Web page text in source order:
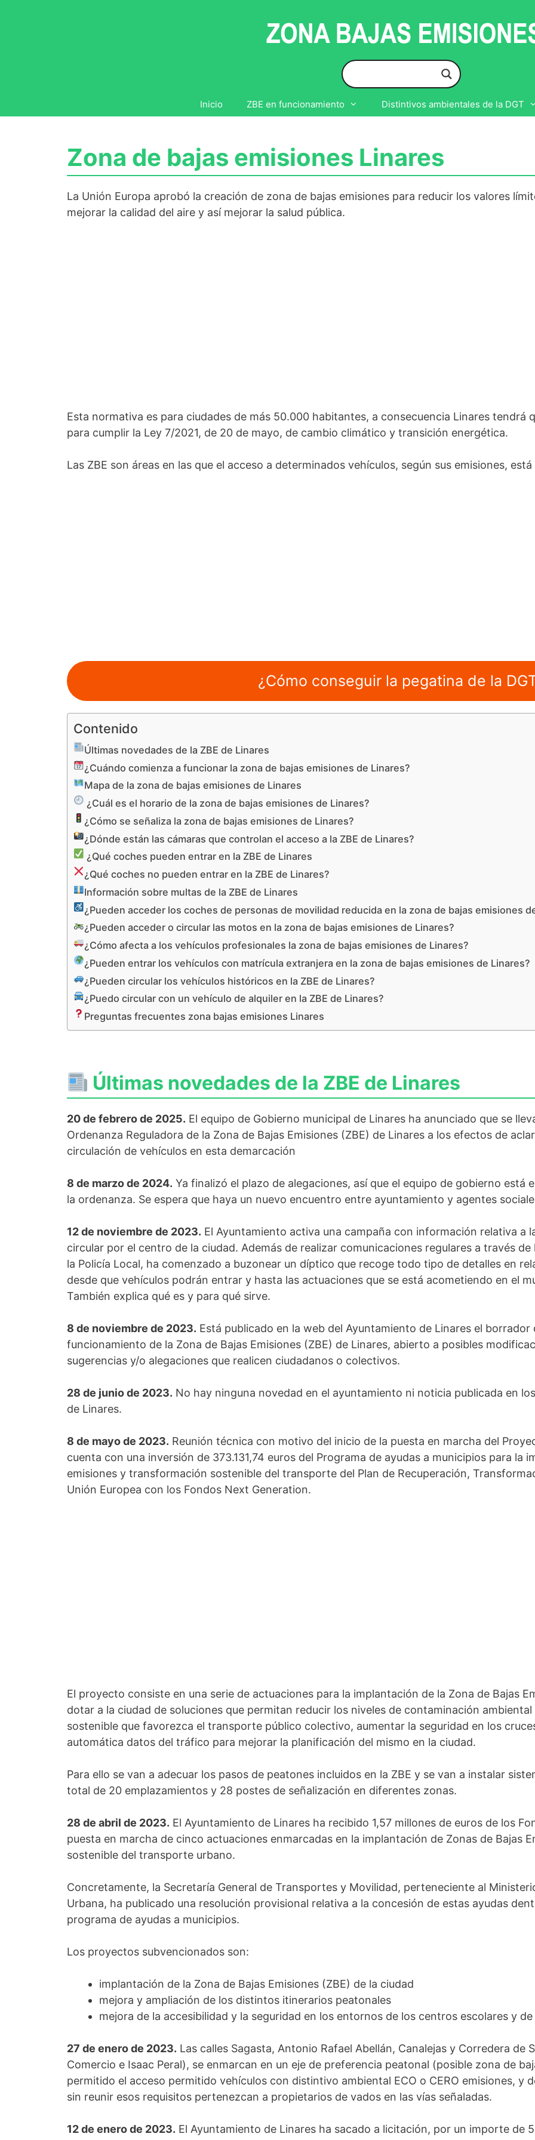
Inicio ZBE en funcionamiento Distintivos ambientales de la DGT
Zona de bajas emisiones Linares
La Unión Europa aprobó la creación de zona de bajas emisiones para reducir los valores
mejorar la calidad del aire y así mejorar la salud pública.
Esta normativa es para ciudades de más 50.000 habitantes, a consecuencia Linares tendrá
para cumplir la Ley 7/2021, de 20 de mayo, de cambio climático y transición energética.
Las ZBE son áreas en las que el acceso a determinados vehículos, según sus emisiones,
¿Cómo conseguir la pegatina de la
Contenido
Últimas novedades de la ZBE de Linares
¿Cuándo comienza a funcionar la zona de bajas emisiones de Linares?
Mapa de la zona de bajas emisiones de Linares
¿Cuál es el horario de la zona de bajas emisiones de Linares?
¿Cómo se señaliza la zona de bajas emisiones de Linares?
¿Dónde están las cámaras que controlan el acceso a la ZBE de Linares?
¿Qué coches pueden entrar en la ZBE de Linares
¿Qué coches no pueden entrar en la ZBE de Linares?
Información sobre multas de la ZBE de Linares
¿Pueden acceder los coches de personas de movilidad reducida en la zona de bajas emisiones
¿Pueden acceder o circular las motos en la zona de bajas emisiones de Linares?
¿Cómo afecta a los vehículos profesionales la zona de bajas emisiones de Linares?
¿Pueden entrar los vehículos con matrícula extranjera en la zona de bajas emisiones de Linares?
¿Pueden circular los vehículos históricos en la ZBE de Linares?
¿Puedo circular con un vehículo de alquiler en la ZBE de Linares?
Preguntas frecuentes zona bajas emisiones Linares
Últimas novedades de la ZBE de Linares
20 de febrero de 2025. El equipo de Gobierno municipal de Linares ha anunciado que se
Ordenanza Reguladora de la Zona de Bajas Emisiones (ZBE) de Linares a los efectos de
circulación de vehículos en esta demarcación
8 de marzo de 2024. Ya finalizó el plazo de alegaciones, así que el equipo de gobierno está
la ordenanza. Se espera que haya un nuevo encuentro entre ayuntamiento y agentes
12 de noviembre de 2023. El Ayuntamiento activa una campaña con información relativa a
circular por el centro de la ciudad. Además de realizar comunicaciones regulares a través
la Policía Local, ha comenzado a buzonear un díptico que recoge todo tipo de detalles en
desde que vehículos podrán entrar y hasta las actuaciones que se está acometiendo en el
También explica qué es y para qué sirve.
8 de noviembre de 2023. Está publicado en la web del Ayuntamiento de Linares el
funcionamiento de la Zona de Bajas Emisiones (ZBE) de Linares, abierto a posibles
sugerencias y/o alegaciones que realicen ciudadanos o colectivos.
28 de junio de 2023. No hay ninguna novedad en el ayuntamiento ni noticia publicada en
de Linares.
8 de mayo de 2023. Reunión técnica con motivo del inicio de la puesta en marcha del
cuenta con una inversión de 373.131,74 euros del Programa de ayudas a municipios para la
emisiones y transformación sostenible del transporte del Plan de Recuperación,
Unión Europea con los Fondos Next Generation.
El proyecto consiste en una serie de actuaciones para la implantación de la Zona de Bajas
dotar a la ciudad de soluciones que permitan reducir los niveles de contaminación
sostenible que favorezca el transporte público colectivo, aumentar la seguridad en los
automática datos del tráfico para mejorar la planificación del mismo en la ciudad.
Para ello se van a adecuar los pasos de peatones incluidos en la ZBE y se van a instalar
total de 20 emplazamientos y 28 postes de señalización en diferentes zonas.
28 de abril de 2023. El Ayuntamiento de Linares ha recibido 1,57 millones de euros de los
puesta en marcha de cinco actuaciones enmarcadas en la implantación de Zonas de Bajas
sostenible del transporte urbano.
Concretamente, la Secretaría General de Transportes y Movilidad, perteneciente al
Urbana, ha publicado una resolución provisional relativa a la concesión de estas ayudas
programa de ayudas a municipios.
Los proyectos subvencionados son:
implantación de la Zona de Bajas Emisiones (ZBE) de la ciudad
mejora y ampliación de los distintos itinerarios peatonales
mejora de la accesibilidad y la seguridad en los entornos de los centros escolares y
27 de enero de 2023. Las calles Sagasta, Antonio Rafael Abellán, Canalejas y Corredera de
Comercio e Isaac Peral), se enmarcan en un eje de preferencia peatonal (posible zona de
permitido el acceso permitido vehículos con distintivo ambiental ECO o CERO emisiones, y
sin reunir esos requisitos pertenezcan a propietarios de vados en las vías señaladas.
12 de enero de 2023. El Ayuntamiento de Linares ha sacado a licitación, por un importe de